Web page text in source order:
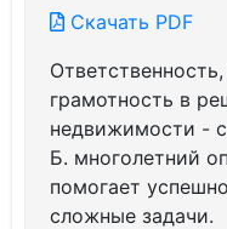
Скачать PDF
грамотность в
недвижимости -
Б. многолетний
помогает
сложные задачи.